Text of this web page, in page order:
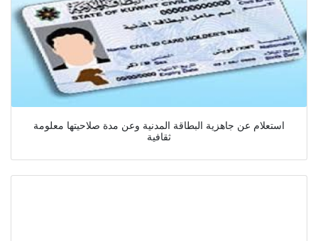
استعلام عن جاهزية البطاقة المدنية وعن مدة صلاحيتها معلومة
ثقافية